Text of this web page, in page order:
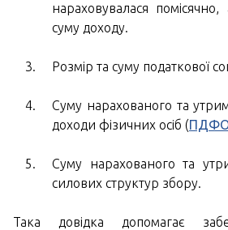
нараховувалася
суму доходу.
Розмір та суму податкової
Суму нарахованого та
доходи фізичних осіб (
Суму нарахованого та
силових структур збору.
Така довідка допомагає